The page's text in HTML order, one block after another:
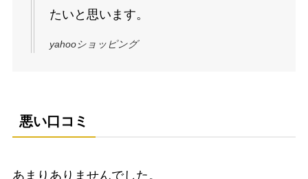
たいと思います。
yahooショッピング
悪い口コミ
あまりありませんでした。